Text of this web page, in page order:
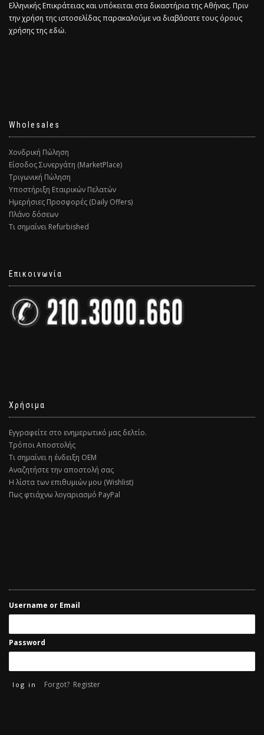
Ελληνικής Επικράτειας και υπόκειται στα δικαστήρια της Αθήνας. Πριν
την χρήση της ιστοσελίδας παρακαλούμε να διαβάσατε τους όρους
χρήσης τηςεδώ.
Wholesales
Χονδρική Πώληση
Είσοδος Συνεργάτη (MarketPlace)
Τριγωνική Πώληση
Υποστήριξη Εταιρικών Πελατών
Ημερήσιες Προσφορές (Daily Offers)
Πλάνο δόσεων
Τι σημαίνει Refurbished
Επικοινωνία
Χρήσιμα
Εγγραφείτε στο ενημερωτικό μας δελτίο.
Τρόποι Αποστολής
Τι σημαίνει η ένδειξη ΟΕΜ
Αναζητήστε την αποστολή σας
Η λίστα των επιθυμιών μου (Wishlist)
Πως φτιάχνω λογαριασμό PayPal
Username or Email
Password
Forgot? Register